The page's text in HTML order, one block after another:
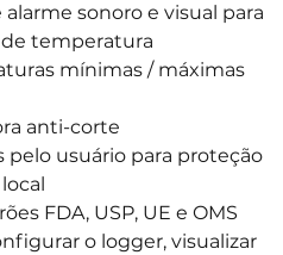
alarme sonoro e visual para
temperatura
mínimas / máximas
anti-corte
pelo usuário para proteção
FDA, USP, UE e OMS
o logger, visualizar